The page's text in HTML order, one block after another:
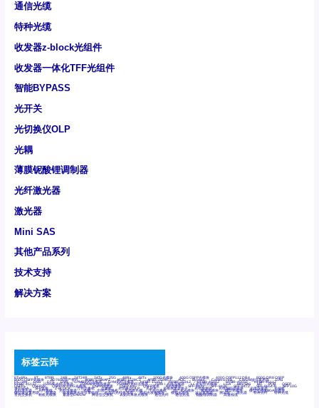
通信光缆
特种光缆
收发器z-block光组件
收发器一体化TFF光组件
智能BYPASS
光开关
光切换仪OLP
光耦
薄膜铌酸锂调制器
光纤激光器
激光器
Mini SAS
其他产品系列
技术支持
解决方案
标签云阵
6Tx6Rx 8T 8T8R 24R 24T24R 24Tx 25G 48Rx 48Tx 100G光模块 400G OSFP光模块 400G QSFP112 DR4 800G DR8 OSFP
800G OSFP光模块 AD7606国产替代 AFBR-57B4APZ AFBR-1528CZ AFBR-2528CZ AOC Bypass Camera Link CWDM波分复用器 DAS
DC~4M DSS DTS DVS GYMB光纤连接器 GYM光纤连接器 HFBR-1531Z HFBR-2531Z HFBR-4501Z HFBR-4503Z HFBR-4511Z
HFBR-4513Z J599A6光纤连接器 J599A8光电连接器 J599MT光纤连接器 J599Ⅰ光电连接器 LC超短型光模块 LGA Mini SAS MT POB QSFP
QSFP+ QSFP28 QSFP28 100G光模块 QSFP28笼座 QSFP 40G QSFP笼座 RP连接器 SFF-8431 SFF-8436 SFF-8472 SFF-8654 4i SFP 10G
SFP MSA SFP笼座 Z-BLOCK 万兆交换机 交换机 光切换仪OLP 光开关 光模块笼子座子 光电探测器 光电编码器模块 光电连接器 光端机
光纤激光器 光纤跳线 光纤连接器 光耦 全国产交换机 军品级光耦 千兆交换机 国产化光模块 射频光模块 微型光模块 微型可插拔BGA光模块
微型波分复用器 探测器 收发模块光学引擎组件 机架式光纤收发器 模拟光发射模块 模拟光器件 波分复用器 测试版 激光器 特种光纤 特种光缆
百兆交换机 相机光模块 紧凑型DWDM 网管型交换机 表贴式单路光模块 通信光纤 通信光缆 铌酸锂调制器 高速线缆